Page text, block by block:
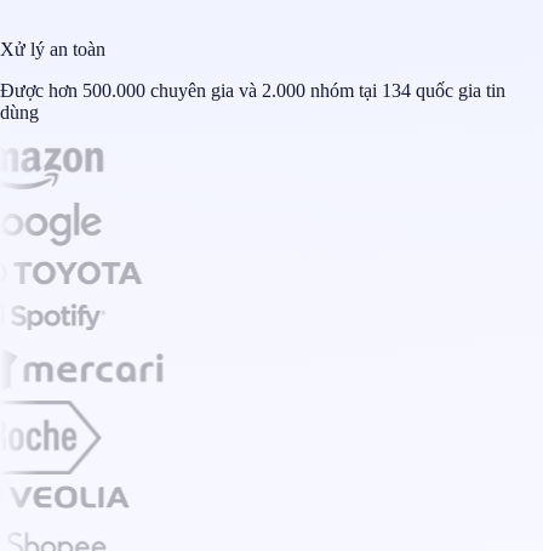
Xử lý an toàn
Được hơn 500.000 chuyên gia và 2.000 nhóm tại 134 quốc gia tin
dùng